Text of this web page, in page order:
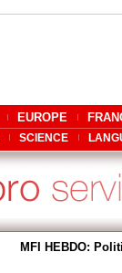
EUROPE
SCIENCE
MFI HEBDO: